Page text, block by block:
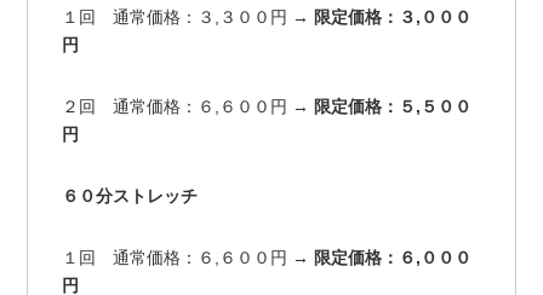
１回 通常価格：３,３００円 → 限定価格：３,０００
円
２回 通常価格：６,６００円 → 限定価格：５,５００
円
６０分ストレッチ
１回 通常価格：６,６００円 → 限定価格：６,０００
円